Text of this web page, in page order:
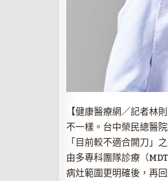
【健康醫療網／記者林
不一樣。台中榮民總醫
「目前較不適合開刀」
由多專科團隊診療（
病灶範圍更明確後，再